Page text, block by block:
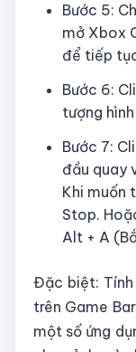
Bước 5:
mở Xbox
để tiếp
Bước 6:
tượng
Bước 7:
đầu quay
Khi muốn
Stop.
Alt + A
Đặc biệt: Tính
trên Game
một số ứng